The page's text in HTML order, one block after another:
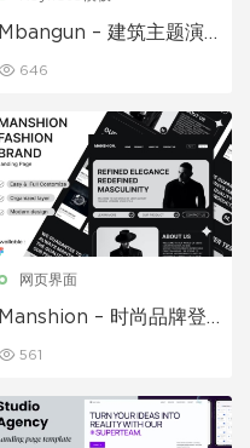
Mbangun – 建筑主题演
646
网页界面
Manshion – 时尚品牌登
561